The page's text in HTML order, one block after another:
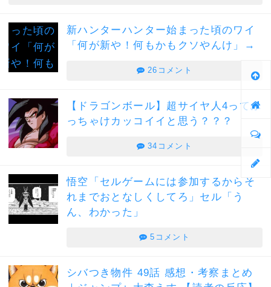
新ハンターハンター始まった頃のワイ
「何が新や！何もかもクソやんけ」→
26コメント
【ドラゴンボール】超サイヤ人4ってぶ
っちゃけカッコイイと思う？？？
34コメント
悟空「セルゲームには参加するからそ
れまでおとなしくしてろ」セル「う
ん、わかった」
5コメント
シバつき物件 49話 感想・考察まとめ